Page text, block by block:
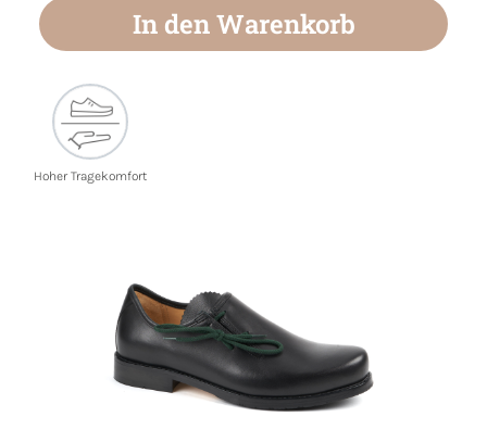
In den Warenkorb
Hoher Tragekomfort